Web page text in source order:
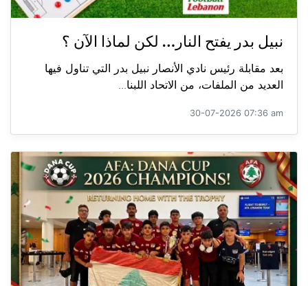
نبيل بدر يفتح النار… لكن لماذا الآن ؟
بعد مقابلة رئيس نادي الأنصار نبيل بدر التي تناول فيها
العديد من الملفات، من الاتحاد اللبنا...
30-07-2026 07:36 am